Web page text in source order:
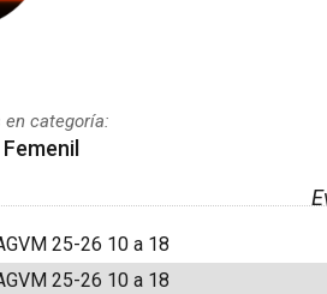
categoría:
25-26 10 a 18
25-26 10 a 18